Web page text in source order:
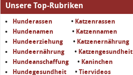
Unsere Top-Rubriken
Hunderassen • Katzenrassen
Hundenamen
• Katzennamen
Hundeerziehung • Katzenernährung
Hundeernährung • Katzengesundheit
Hundeanschaffung • Kaninchen
Hundegesundheit • Tiervideos